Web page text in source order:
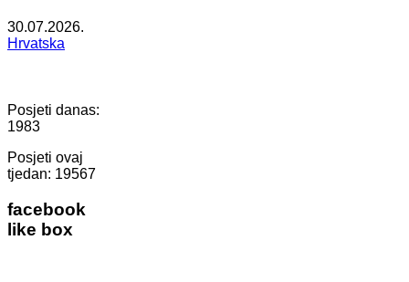
30.07.2026.
Hrvatska
Posjeti danas:
1983
Posjeti ovaj
tjedan: 19567
facebook
like box